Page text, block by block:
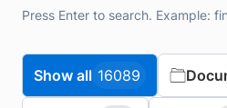
Press Enter to search. Example:
Show all 16089
Show all 16089